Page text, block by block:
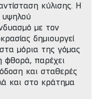
κύλισης. Η
υψηλού
με τον
δημιουργεί
μόρια της γόμας
φθορά, παρέχει
και σταθερές
και στο κράτημα